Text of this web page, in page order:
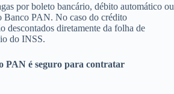
por boleto bancário, débito automático ou
Banco PAN. No caso do crédito
descontados diretamente da folha de
do INSS.
PAN é seguro para contratar